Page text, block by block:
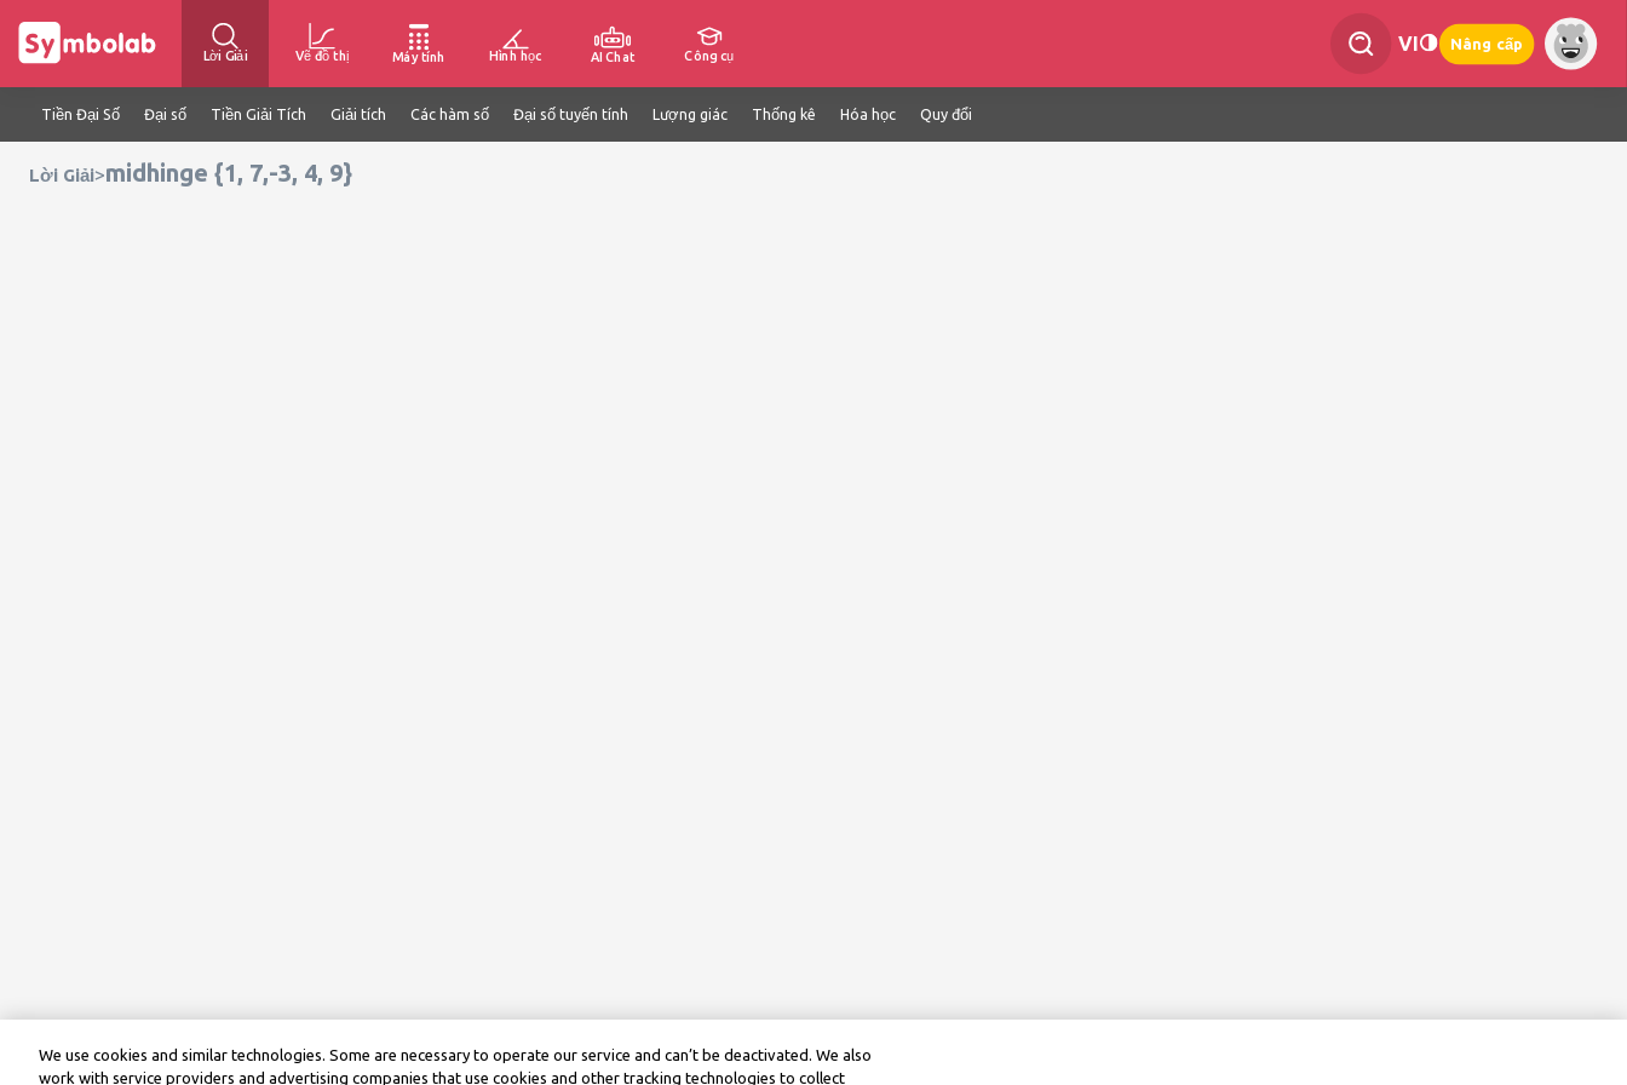
Lời Giải Vẽ đồ thị Máy tính Hình học AI Chat Công cụ
VI Nâng cấp
Tiền Đại Số Đại số Tiền Giải Tích Giải tích Các hàm số Đại số tuyến tính Lượng giác Thống kê Hóa học Quy đổi
Lời Giải>midhinge {1, 7,-3, 4, 9}
We use cookies and similar technologies. Some are necessary to operate our service and can’t be deactivated. We also
work with service providers and advertising companies that use cookies and other tracking technologies to collect